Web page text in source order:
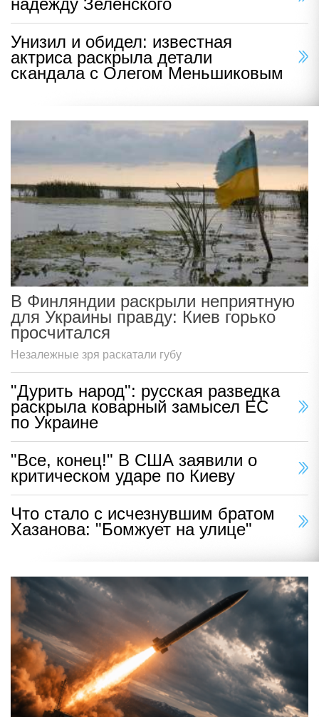
Унизил и обидел: известная
актриса раскрыла детали
скандала с Олегом Меньшиковым
В Финляндии раскрыли неприятную
для Украины правду: Киев горько
просчитался
Незалежные зря раскатали губу
"Дурить народ": русская разведка
раскрыла коварный замысел ЕС
по Украине
"Все, конец!" В США заявили о
критическом ударе по Киеву
Что стало с исчезнувшим братом
Хазанова: "Бомжует на улице"